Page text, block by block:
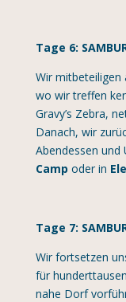
Tage 6:
Wir mitbeteiligen
wo wir treffen
Gravy’s Zebra,
Danach, wir
Abendessen und
Camp oder in
Tage 7:
Wir fortsetzen
für
nahe Dorf